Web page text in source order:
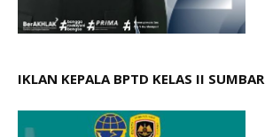
IKLAN KEPALA BPTD KELAS II SUMBAR